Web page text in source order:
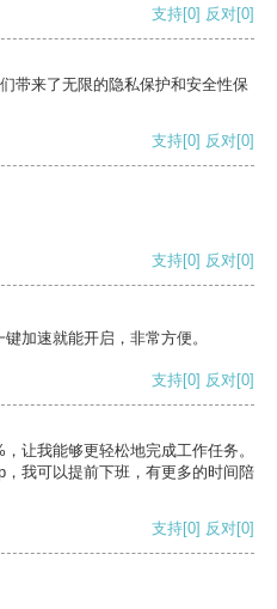
支持[0] 反对[0]
带来了无限的隐私保护和安全性保
支持[0] 反对[0]
支持[0] 反对[0]
加速就能开启，非常方便。
支持[0] 反对[0]
让我能够更轻松地完成工作任务。
我可以提前下班，有更多的时间陪
支持[0] 反对[0]